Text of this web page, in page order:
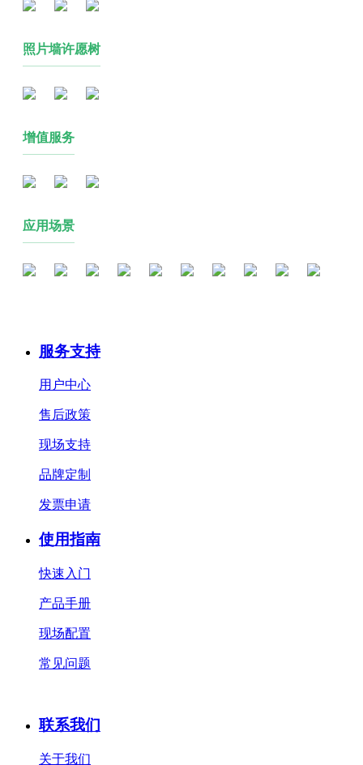
照片墙许愿树
增值服务
应用场景
服务支持
用户中心
售后政策
现场支持
品牌定制
发票申请
使用指南
快速入门
产品手册
现场配置
常见问题
联系我们
关于我们